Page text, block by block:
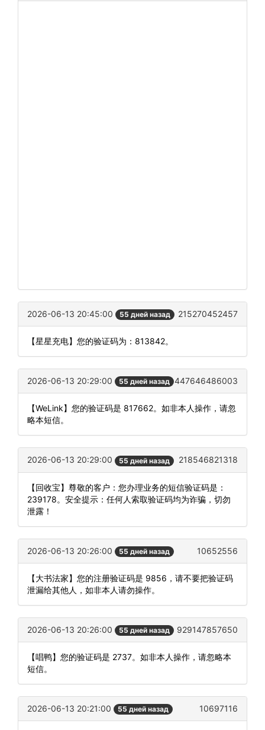
2026-06-13 20:45:00 55 дней назад 215270452457
【星星充电】您的验证码为：813842。
2026-06-13 20:29:00 55 дней назад 447646486003
【WeLink】您的验证码是 817662。如非本人操作，请忽
略本短信。
2026-06-13 20:29:00 55 дней назад 218546821318
【回收宝】尊敬的客户：您办理业务的短信验证码是：
239178。安全提示：任何人索取验证码均为诈骗，切勿
泄露！
2026-06-13 20:26:00 55 дней назад 10652556
【大书法家】您的注册验证码是 9856，请不要把验证码
泄漏给其他人，如非本人请勿操作。
2026-06-13 20:26:00 55 дней назад 929147857650
【唱鸭】您的验证码是 2737。如非本人操作，请忽略本
短信。
2026-06-13 20:21:00 55 дней назад 10697116